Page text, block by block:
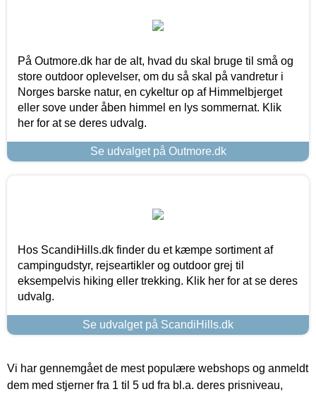
På Outmore.dk har de alt, hvad du skal bruge til små og
store outdoor oplevelser, om du så skal på vandretur i
Norges barske natur, en cykeltur op af Himmelbjerget
eller sove under åben himmel en lys sommernat. Klik
her for at se deres udvalg.
Se udvalget på Outmore.dk
Hos ScandiHills.dk finder du et kæmpe sortiment af
campingudstyr, rejseartikler og outdoor grej til
eksempelvis hiking eller trekking. Klik her for at se deres
udvalg.
Se udvalget på ScandiHills.dk
Vi har gennemgået de mest populære webshops og anmeldt
dem med stjerner fra 1 til 5 ud fra bl.a. deres prisniveau,